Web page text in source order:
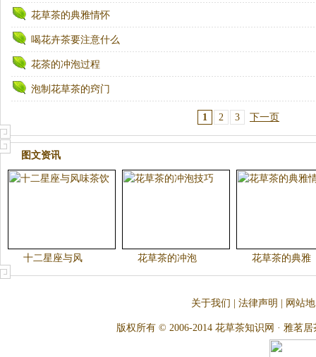
花草茶的典雅情怀
喝花卉茶要注意什么
花茶的冲泡过程
泡制花草茶的窍门
1 2 3 下一页
图文资讯
十二星座与风 花草茶的冲泡 花草茶的典雅
关于我们 法律声明 网站
版权所有 © 2006-2014 花草茶知识网 · 雅茗